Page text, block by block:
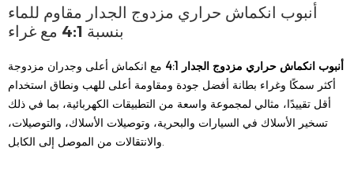
أنبوب انكماش حراري مزدوج الجدار مقاوم للماء
بنسبة 4:1 مع غراء
أنبوب انكماش حراري مزدوج الجدار 4:1
مع انكماش أعلى وجدران مزدوجة
أكثر سمكًا وغراء بطانة أفضل جودة ومقاومة أعلى للهب ونطاق استخدام
أقل تقييدًا، مثالي لمجموعة واسعة من التطبيقات الكهربائية، بما في ذلك
تسخير الأسلاك في السيارات والبحرية، وتوصيلات الأسلاك، والتوصيلات،